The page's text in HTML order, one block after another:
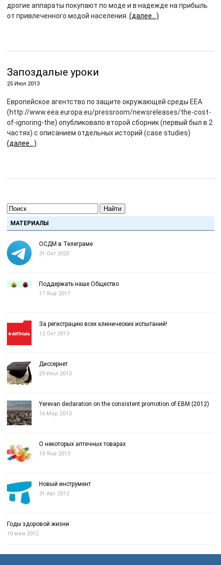
дрогие аппараты покупают по моде и в надежде на прибыль
от привлеченного модой населения. (далее…)
Запоздалые уроки
25 Июл 2013
Европейское агентство по защите окружающей среды EEA
(http://www.eea.europa.eu/pressroom/newsreleases/the-cost-
of-ignoring-the) опубликовало второй сборник (первый был в 2
частях) с описанием отдельных историй (case studies)
(далее…)
Найти
МАТЕРИАЛЫ
ОСДМ в Телеграме
31 Окт 2020
Поддержать наше Общество
17 Янв 2017
За регистрацию всех клинических испытаний!
12 Окт 2013
Диссернет
29 Июл 2013
Yerevan declaration on the consistent promotion of EBM (2012)
16 Мар 2013
О некоторых аптечных товарах
10 Янв 2013
Новый инструмент
31 Авг 2012
Годы здоровой жизни
10 мая 2012